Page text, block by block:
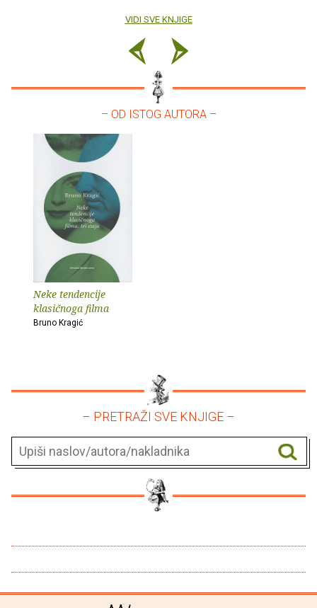
VIDI SVE KNJIGE
– OD ISTOG AUTORA –
Neke tendencije
klasičnoga filma
Bruno Kragić
– PRETRAŽI SVE KNJIGE –